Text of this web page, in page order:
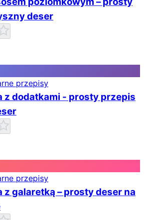
deser
przepisy
z dodatkami - prosty przepis
przepisy
z galaretką – prosty deser na